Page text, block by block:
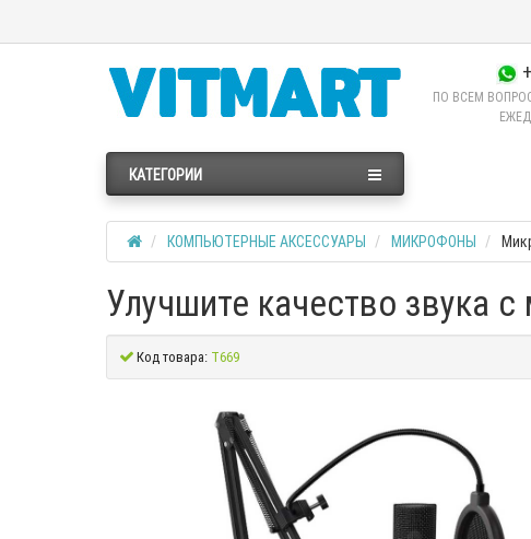
ПО ВСЕМ
КАТЕГОРИИ
КОМПЬЮТЕРНЫЕ АКСЕССУАРЫ МИКРОФОНЫ
Улучшите качество звука
Код товара: T669